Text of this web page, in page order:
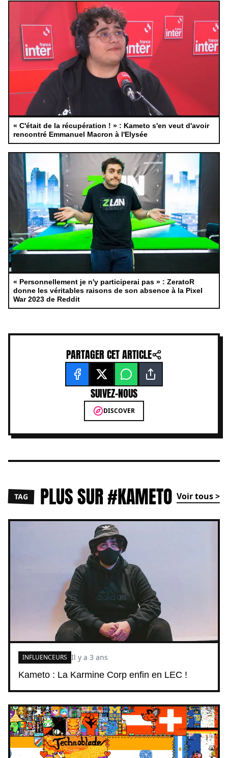
« C'était de la récupération ! » : Kameto s'en veut d'avoir
rencontré Emmanuel Macron à l'Elysée
« Personnellement je n'y participerai pas » : ZeratoR
donne les véritables raisons de son absence à la Pixel
War 2023 de Reddit
PARTAGER CET ARTICLE
SUIVEZ-NOUS
DISCOVER
TAG PLUS SUR #KAMETO Voir tous >
Kameto : La Karmine Corp enfin en LEC !
INFLUENCEURS Il y a 3 ans